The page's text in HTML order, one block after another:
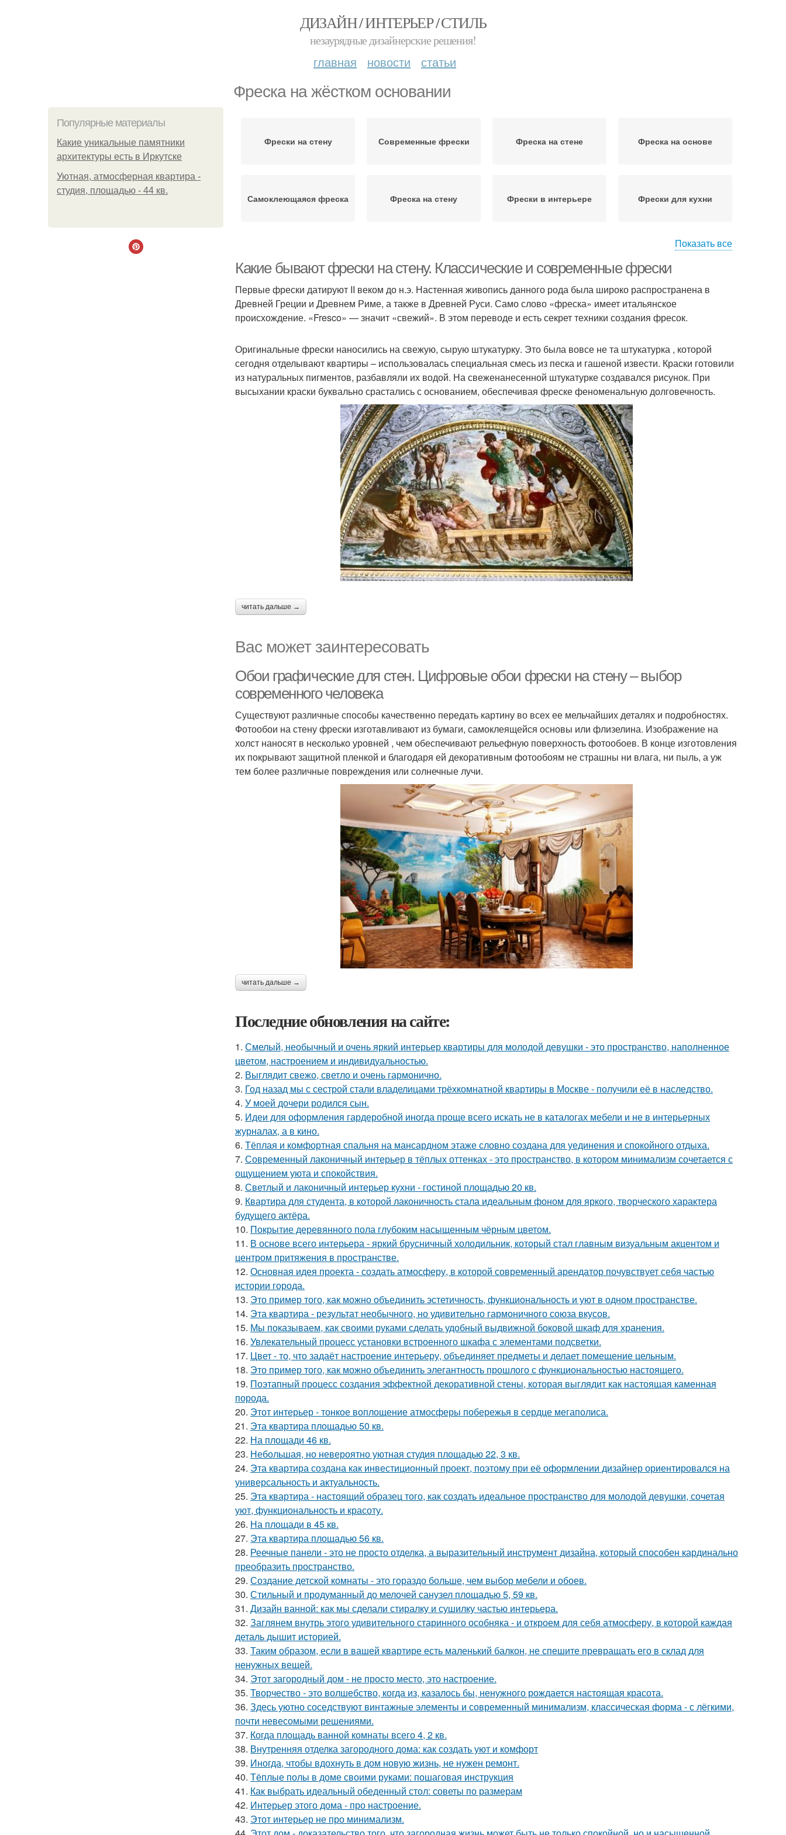
ДИЗАЙН / ИНТЕРЬЕР / СТИЛЬ
незаурядные дизайнерские решения!
главная новости статьи
Фреска на жёстком основании
Популярные материалы
Какие уникальные памятники
архитектуры есть в Иркутске
Уютная, атмосферная квартира -
студия, площадью - 44 кв.
Фрески на стену Современные фрески Фреска на стене Фреска на основе
Самоклеющаяся фреска Фреска на стену Фрески в интерьере Фрески для кухни
штукатурке
Фреска на
самоклеящемся полотне
Фабричная фреска
Фреска на штукатурной
основе
Самоклеющиеся фрески
Фреска в интерьере
Показать все
Какие бывают фрески на стену. Классические и современные фрески
Первые фрески датируют II веком до н.э. Настенная живопись данного рода была широко распространена в
Древней Греции и Древнем Риме, а также в Древней Руси. Само слово «фреска» имеет итальянское
происхождение. «Fresco» — значит «свежий». В этом переводе и есть секрет техники создания фресок.
Оригинальные фрески наносились на свежую, сырую штукатурку. Это была вовсе не та штукатурка , которой
сегодня отделывают квартиры – использовалась специальная смесь из песка и гашеной извести. Краски готовили
из натуральных пигментов, разбавляли их водой. На свеженанесенной штукатурке создавался рисунок. При
высыхании краски буквально срастались с основанием, обеспечивая фреске феноменальную долговечность.
читать дальше →
Вас может заинтересовать
Обои графические для стен. Цифровые обои фрески на стену – выбор
современного человека
Существуют различные способы качественно передать картину во всех ее мельчайших деталях и подробностях.
Фотообои на стену фрески изготавливают из бумаги, самоклеящейся основы или флизелина. Изображение на
холст наносят в несколько уровней , чем обеспечивают рельефную поверхность фотообоев. В конце изготовления
их покрывают защитной пленкой и благодаря ей декоративным фотообоям не страшны ни влага, ни пыль, а уж
тем более различные повреждения или солнечные лучи.
читать дальше →
Последние обновления на сайте:
1. Смелый, необычный и очень яркий интерьер квартиры для молодой девушки - это пространство, наполненное
цветом, настроением и индивидуальностью.
2. Выглядит свежо, светло и очень гармонично.
3. Год назад мы с сестрой стали владелицами трёхкомнатной квартиры в Москве - получили её в наследство.
4. У моей дочери родился сын.
5. Идеи для оформления гардеробной иногда проще всего искать не в каталогах мебели и не в интерьерных
журналах, а в кино.
6. Тёплая и комфортная спальня на мансардном этаже словно создана для уединения и спокойного отдыха.
7. Современный лаконичный интерьер в тёплых оттенках - это пространство, в котором минимализм сочетается с
ощущением уюта и спокойствия.
8. Светлый и лаконичный интерьер кухни - гостиной площадью 20 кв.
9. Квартира для студента, в которой лаконичность стала идеальным фоном для яркого, творческого характера
будущего актёра.
10. Покрытие деревянного пола глубоким насыщенным чёрным цветом.
11. В основе всего интерьера - яркий брусничный холодильник, который стал главным визуальным акцентом и
центром притяжения в пространстве.
12. Основная идея проекта - создать атмосферу, в которой современный арендатор почувствует себя частью
истории города.
13. Это пример того, как можно объединить эстетичность, функциональность и уют в одном пространстве.
14. Эта квартира - результат необычного, но удивительно гармоничного союза вкусов.
15. Мы показываем, как своими руками сделать удобный выдвижной боковой шкаф для хранения.
16. Увлекательный процесс установки встроенного шкафа с элементами подсветки.
17. Цвет - то, что задаёт настроение интерьеру, объединяет предметы и делает помещение цельным.
18. Это пример того, как можно объединить элегантность прошлого с функциональностью настоящего.
19. Поэтапный процесс создания эффектной декоративной стены, которая выглядит как настоящая каменная
порода.
20. Этот интерьер - тонкое воплощение атмосферы побережья в сердце мегаполиса.
21. Эта квартира площадью 50 кв.
22. На площади 46 кв.
23. Небольшая, но невероятно уютная студия площадью 22, 3 кв.
24. Эта квартира создана как инвестиционный проект, поэтому при её оформлении дизайнер ориентировался на
универсальность и актуальность.
25. Эта квартира - настоящий образец того, как создать идеальное пространство для молодой девушки, сочетая
уют, функциональность и красоту.
26. На площади в 45 кв.
27. Эта квартира площадью 56 кв.
28. Реечные панели - это не просто отделка, а выразительный инструмент дизайна, который способен кардинально
преобразить пространство.
29. Создание детской комнаты - это гораздо больше, чем выбор мебели и обоев.
30. Стильный и продуманный до мелочей санузел площадью 5, 59 кв.
31. Дизайн ванной: как мы сделали стиралку и сушилку частью интерьера.
32. Заглянем внутрь этого удивительного старинного особняка - и откроем для себя атмосферу, в которой каждая
деталь дышит историей.
33. Таким образом, если в вашей квартире есть маленький балкон, не спешите превращать его в склад для
ненужных вещей.
34. Этот загородный дом - не просто место, это настроение.
35. Творчество - это волшебство, когда из, казалось бы, ненужного рождается настоящая красота.
36. Здесь уютно соседствуют винтажные элементы и современный минимализм, классическая форма - с лёгкими,
почти невесомыми решениями.
37. Когда площадь ванной комнаты всего 4, 2 кв.
38. Внутренняя отделка загородного дома: как создать уют и комфорт
39. Иногда, чтобы вдохнуть в дом новую жизнь, не нужен ремонт.
40. Тёплые полы в доме своими руками: пошаговая инструкция
41. Как выбрать идеальный обеденный стол: советы по размерам
42. Интерьер этого дома - про настроение.
43. Этот интерьер не про минимализм.